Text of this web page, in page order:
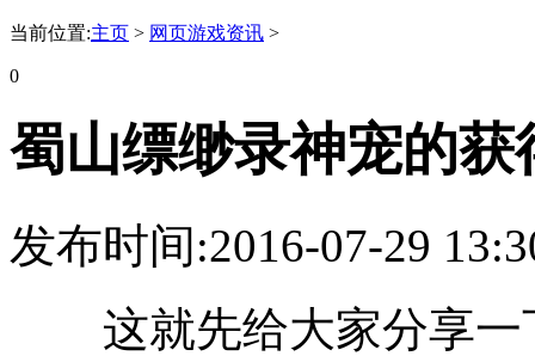
当前位置:主页 > 网页游戏资讯 >
0
蜀山缥缈录神宠的获
发布时间:2016-07-29
这就先给大家分享一